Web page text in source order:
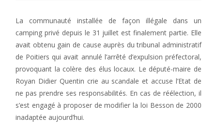
La communauté installée de façon illégale dans un
camping privé depuis le 31 juillet est finalement partie. Elle
avait obtenu gain de cause auprès du tribunal administratif
de Poitiers qui avait annulé l’arrêté d’expulsion préfectoral,
provoquant la colère des élus locaux. Le député-maire de
Royan Didier Quentin crie au scandale et accuse l’Etat de
ne pas prendre ses responsabilités. En cas de réélection, il
s’est engagé à proposer de modifier la loi Besson de 2000
inadaptée aujourd’hui.